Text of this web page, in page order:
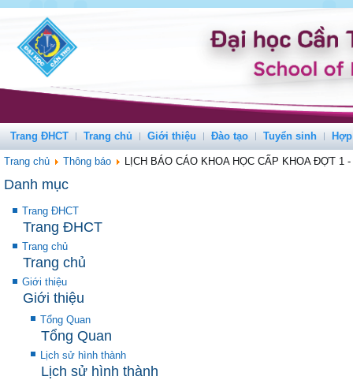
Trang ĐHCT Trang chủ Giới thiệu Đào tạo Tuyển sinh
Trang chủ Thông báo LỊCH BÁO CÁO KHOA HỌC CẤP KHOA ĐỢT 1
Danh mục
Trang ĐHCT
Trang ĐHCT
Trang chủ
Trang chủ
Giới thiệu
Giới thiệu
Tổng Quan
Tổng Quan
Lịch sử hình thành
Lịch sử hình thành